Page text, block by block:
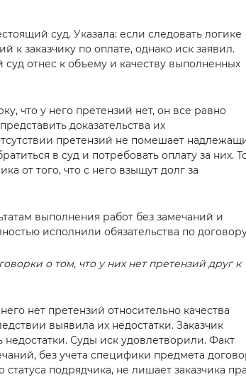
суд. Указала: если следовать логике
к заказчику по оплате, однако иск заявил.
отнес к объему и качеству выполненных
что у него претензий нет, он все равно
доказательства их
претензий не помешает
в суд и потребовать оплату за них.
от того, что с него взыщут долг за
выполнения работ без замечаний и
исполнили обязательства по
о том, что у них нет претензий друг к
нет претензий относительно качества
выявила их недостатки. Заказчик
недостатки. Суды иск удовлетворили. Факт
без учета специфики предмета
подрядчика, не лишает заказчика